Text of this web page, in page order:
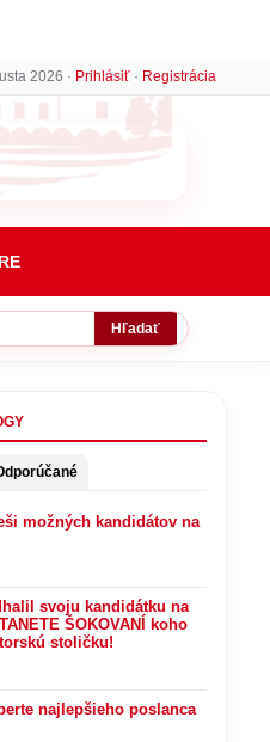
2026 · Prihlásiť · Registrácia
Hľadať
možných kandidátov na
svoju kandidátku na
ŠOKOVANÍ koho
stoličku!
najlepšieho poslanca